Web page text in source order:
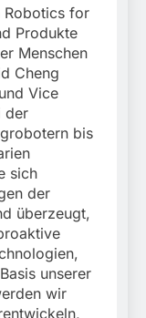
Robotics for
Produkte
Menschen
Cheng
Vice
der
bis
sich
der
überzeugt,
unserer
wir